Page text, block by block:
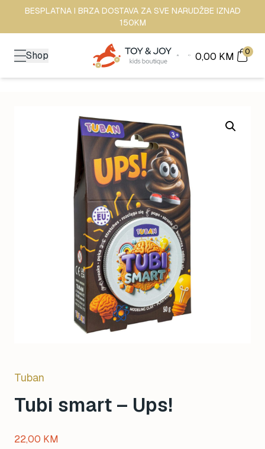
BESPLATNA I BRZA DOSTAVA ZA SVE NARUDŽBE IZNAD
150KM
Shop 0,00 KM 0
Tuban
Tubi smart – Ups!
22,00 KM